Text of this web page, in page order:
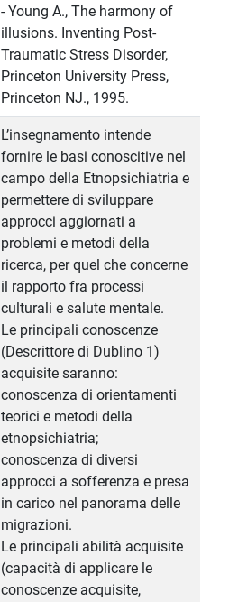
- Young A., The harmony of
illusions. Inventing Post-
Traumatic Stress Disorder,
Princeton University Press,
Princeton NJ., 1995.
L’insegnamento intende
fornire le basi conoscitive nel
campo della Etnopsichiatria e
permettere di sviluppare
approcci aggiornati a
problemi e metodi della
ricerca, per quel che concerne
il rapporto fra processi
culturali e salute mentale.
Le principali conoscenze
(Descrittore di Dublino 1)
acquisite saranno:
conoscenza di orientamenti
teorici e metodi della
etnopsichiatria;
conoscenza di diversi
approcci a sofferenza e presa
in carico nel panorama delle
migrazioni.
Le principali abilità acquisite
(capacità di applicare le
conoscenze acquisite,